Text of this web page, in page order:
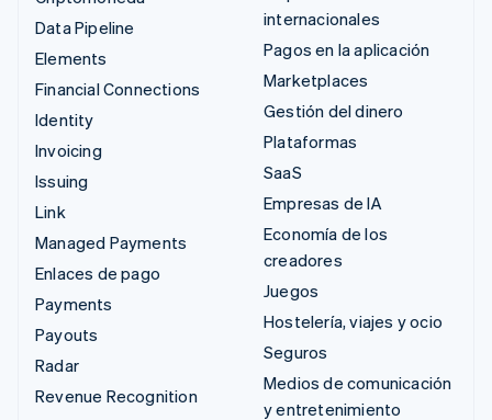
Data Pipeline
Elements
Financial Connections
Identity
Invoicing
Issuing
Link
Managed Payments
Enlaces de pago
Payments
Payouts
Radar
Revenue Recognition
internacionales
Pagos en la aplicación
Marketplaces
Gestión del dinero
Plataformas
SaaS
Empresas de IA
Economía de los
creadores
Juegos
Hostelería, viajes y ocio
Seguros
Medios de comunicación
y entretenimiento